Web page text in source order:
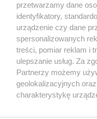
przetwarzamy dane
identyfikatory,
urządzenie czy dane
spersonalizowanych
treści, pomiar reklam i
ulepszanie usług. Za
Partnerzy możemy
geolokalizacyjnych
charakterystykę